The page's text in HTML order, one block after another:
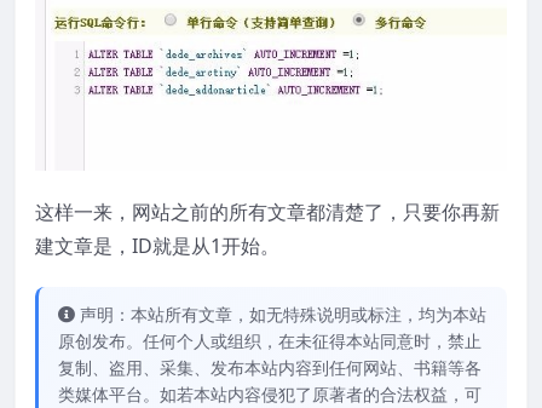
这样一来，网站之前的所有文章都清楚了，只要你再新
建文章是，ID就是从1开始。
声明：本站所有文章，如无特殊说明或标注，均为本站
原创发布。任何个人或组织，在未征得本站同意时，禁止
复制、盗用、采集、发布本站内容到任何网站、书籍等各
类媒体平台。如若本站内容侵犯了原著者的合法权益，可